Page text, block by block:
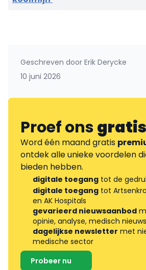
Geschreven door Erik Derycke
10 juni 2026
Proef onsgratis
Word één maand gratis
ontdek alle unieke voordelen
bieden hebben.
digitale toegang tot de
digitale toegang tot
en AK Hospitals
gevarieerd nieuwsaanbod
opinie, analyse, medisch
dagelijkse newsletter met
medische sector
Probeer nu